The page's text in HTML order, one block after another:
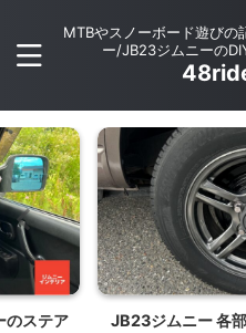
MTBやスノーボード遊びの
ー/JB23ジムニーの
ルク一覧
【注意喚起】